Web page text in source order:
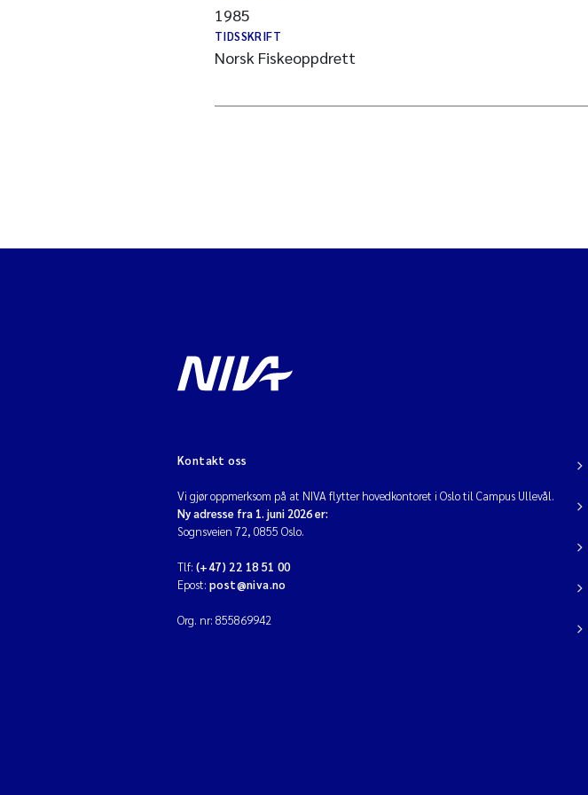
1985
TIDSSKRIFT
Norsk Fiskeoppdrett
Kontakt oss
Vi gjør oppmerksom på at NIVA flytter hovedkontoret i Oslo til Campus Ullevål.
Ny adresse fra 1. juni 2026 er:
Sognsveien 72, 0855 Oslo.
Tlf: (+47) 22 18 51 00
Epost: post@niva.no
Org. nr: 855869942